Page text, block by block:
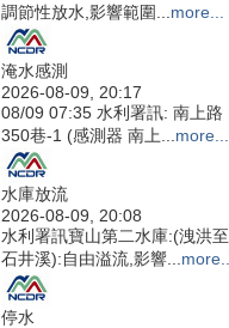
調節性放水,影響範圍... more...
淹水感測
2026-08-09, 20:17
08/09 07:35 水利署訊: 南上路
350巷-1 (感測器 南上... more...
水庫放流
2026-08-09, 20:08
水利署訊寶山第二水庫:(洩洪至
石井溪):自由溢流,影響... more...
停水